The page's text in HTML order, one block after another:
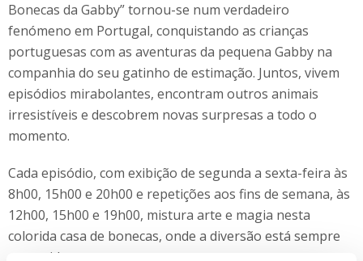
Bonecas da Gabby” tornou-se num verdadeiro
fenómeno em Portugal, conquistando as crianças
portuguesas com as aventuras da pequena Gabby na
companhia do seu gatinho de estimação. Juntos, vivem
episódios mirabolantes, encontram outros animais
irresistíveis e descobrem novas surpresas a todo o
momento.
Cada episódio, com exibição de segunda a sexta-feira às
8h00, 15h00 e 20h00 e repetições aos fins de semana, às
12h00, 15h00 e 19h00, mistura arte e magia nesta
colorida casa de bonecas, onde a diversão está sempre
garantida.